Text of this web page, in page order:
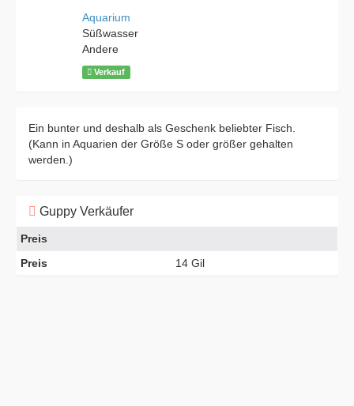
Aquarium
Süßwasser
Andere
Verkauf
Ein bunter und deshalb als Geschenk beliebter Fisch.
(Kann in Aquarien der Größe S oder größer gehalten
werden.)
Guppy Verkäufer
Preis
Preis
14 Gil